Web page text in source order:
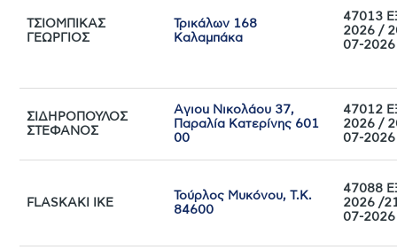
ΤΣΙΟΜΠΙΚΑΣ
ΓΕΩΡΓΙΟΣ
Τρικάλων 168
Καλαμπάκα
47013
2026 /
07-2026
ΣΙΔΗΡΟΠΟΥΛΟΣ
ΣΤΕΦΑΝΟΣ
Aγιou Nικoλάου 37,
Παραλία Κατερίνης 601
00
47012
2026 /
07-2026
FLASKAKI IKE
Τούρλος Μυκόνου, Τ.Κ.
84600
47088
2026 /
07-2026